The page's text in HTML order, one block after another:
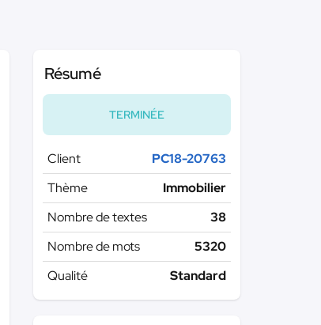
Résumé
TERMINÉE
Client
PC18-20763
Thème
Immobilier
Nombre de textes
38
Nombre de mots
5320
Qualité
Standard